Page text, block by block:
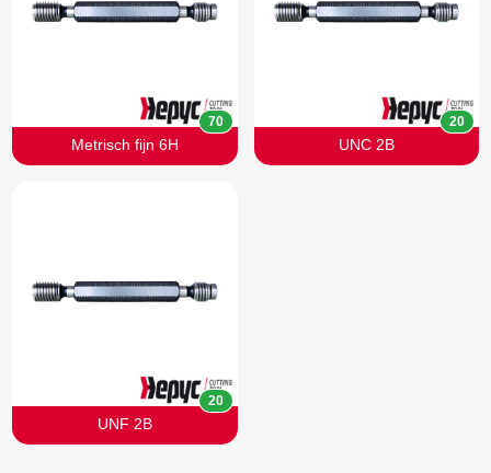
Metrisch fijn 6H
70
UNC 2B
20
UNF 2B
20